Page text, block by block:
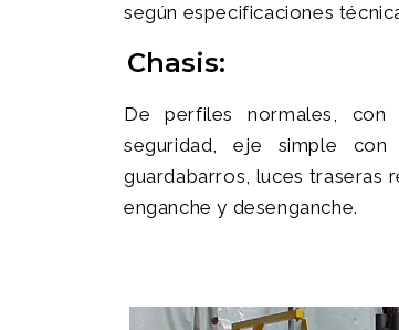
según especificaciones
Chasis:
De perfiles normales, con
seguridad, eje simple
guardabarros, luces traseras
enganche y desenganche.